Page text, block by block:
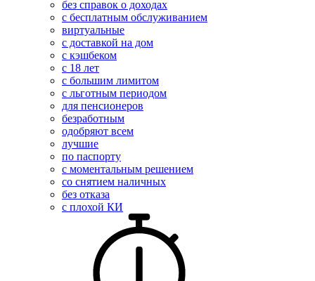
без справок о доходах
с бесплатным обслуживанием
виртуальные
с доставкой на дом
с кэшбеком
с 18 лет
с большим лимитом
с льготным периодом
для пенсионеров
безработным
одобряют всем
лучшие
по паспорту
с моментальным решением
со снятием наличных
без отказа
с плохой КИ